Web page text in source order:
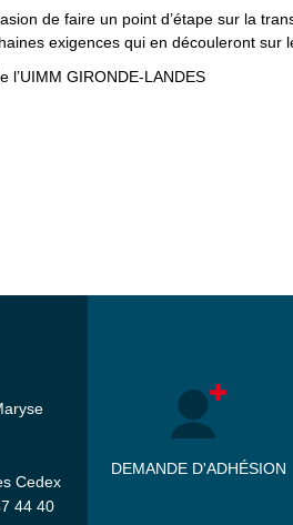
de faire un point d’étape sur la
exigences qui en découleront sur
GIRONDE-LANDES
Cedex
44 40
DEMANDE D'ADHÉSION